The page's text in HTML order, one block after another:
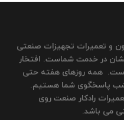
و تعمیرات تجهیزات صنعتی
در خدمت شماست. افتخار
است. همه روزهای هفته حتی
تعطیل از ساعت 8 صبح تا 10 شب پاسخگوی شما هستیم.
رادکار صنعت روی
می باشد.